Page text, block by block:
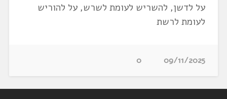
על לדשן, להשריש לעומת לשרש, על להוריש
לעומת לרשת
09/11/2025
0